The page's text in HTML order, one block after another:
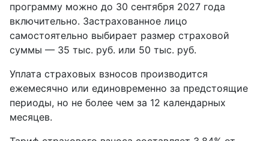
программу можно до 30 сентября 2027 года
включительно. Застрахованное лицо
самостоятельно выбирает размер страховой
суммы — 35 тыс. руб. или 50 тыс. руб.
Уплата страховых взносов производится
ежемесячно или единовременно за предстоящие
периоды, но не более чем за 12 календарных
месяцев.